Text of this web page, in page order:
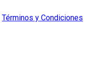
Términos y Condiciones